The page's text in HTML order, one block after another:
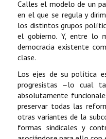
Calles el modelo de un
en el que se regula y
los distintos grupos
el gobierno. Y, entre lo
democracia existente
clase.
Los ejes de su política
progresistas –lo cual
absolutamente
preservar todas las
otras variantes de la
formas sindicales y